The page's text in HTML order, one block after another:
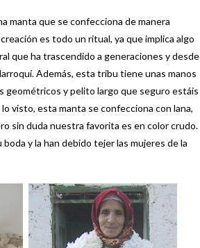
manta que se confecciona de manera
es todo un ritual, ya que implica algo
que ha trascendido a generaciones y desde
Además, esta tribu tiene unas manos
geométricos y pelito largo que seguro estáis
visto, esta manta se confecciona con lana,
sin duda nuestra favorita es en color crudo.
y la han debido tejer las mujeres de la